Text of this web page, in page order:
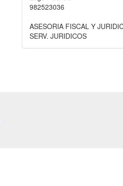
982523036
ASESORIA FISCAL Y
SERV. JURIDICOS